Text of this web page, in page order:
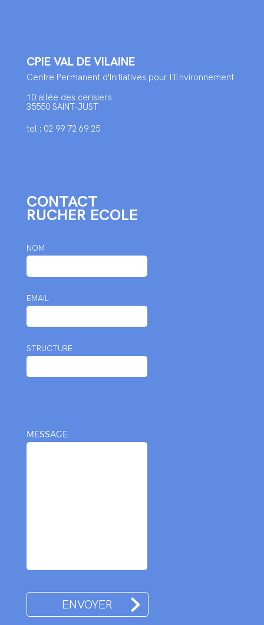
CPIE VAL DE VILAINE
Centre Permanent d'Initiatives pour l'Environnement
10 allée des cerisiers
35550 SAINT-JUST
tel : 02 99 72 69 25
CONTACT
RUCHER ECOLE
NOM
EMAIL
STRUCTURE
MESSAGE